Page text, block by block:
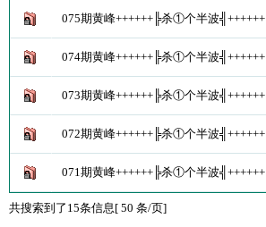
075期黄峰++++++╠杀①个半波╣++++++
074期黄峰++++++╠杀①个半波╣++++++
073期黄峰++++++╠杀①个半波╣++++++
072期黄峰++++++╠杀①个半波╣++++++
071期黄峰++++++╠杀①个半波╣++++++
共搜索到了15条信息[ 50 条/页]